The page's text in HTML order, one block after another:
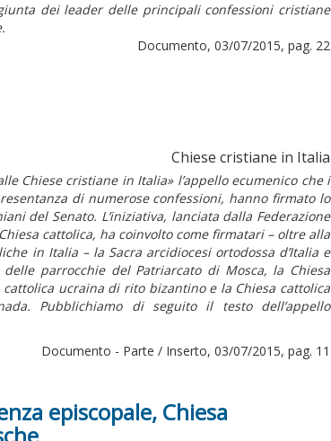
dei leader delle principali confessioni cristiane
Documento, 03/07/2015, pag. 22
Chiese cristiane in Italia
Chiese cristiane in Italia» l’appello ecumenico che i
di numerose confessioni, hanno firmato lo
del Senato. L’iniziativa, lanciata dalla Federazione
cattolica, ha coinvolto come firmatari – oltre alla
in Italia – la Sacra arcidiocesi ortodossa d’Italia e
parrocchie del Patriarcato di Mosca, la Chiesa
ucraina di rito bizantino e la Chiesa cattolica
Pubblichiamo di seguito il testo dell’appello
Documento - Parte / Inserto, 03/07/2015, pag. 11
episcopale, Chiesa